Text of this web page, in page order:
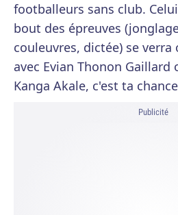
footballeurs sans club.
bout des épreuves
couleuvres, dictée) se
avec Evian Thonon Gaillard
Kanga Akale, c'est ta
Publicité